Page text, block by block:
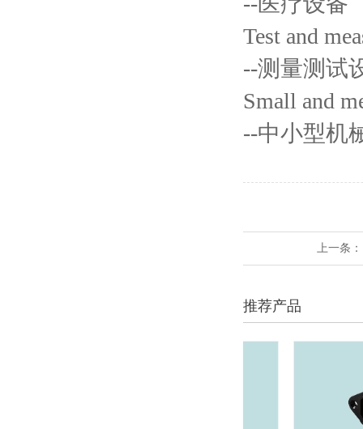
Test and
--测量测试
Small and
--中小型机
上一条
推荐产品